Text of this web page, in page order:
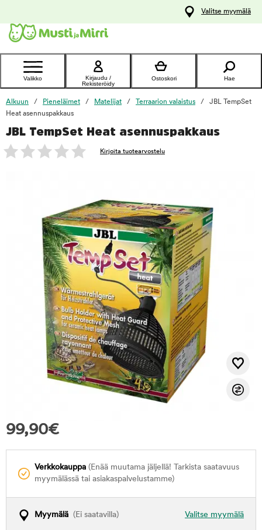
Ota yhteyttä
asiakaspalveluun
Valitse myymälä
Valikko
Kirjaudu /
Rekisteröidy
Ostoskori Hae
Alkuun Pieneläimet Matelijat Terraarion valaistus
JBL TempSet
Heat asennuspakkaus
JBL TempSet Heat asennuspakkaus
Kirjoita tuotearvostelu
99,90€
Verkkokauppa (Enää muutama jäljellä! Tarkista saatavuus
myymälässä tai asiakaspalvelustamme)
Valitse myymälä
Myymälä (Ei saatavilla)
foo